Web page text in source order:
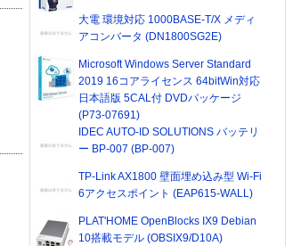
大電 環境対応 1000BASE-T/X メディ
アコンバータ (DN1800SG2E)
Microsoft Windows Server Standard
2019 16コアライセンス 64bitWin対応
日本語版 5CAL付 DVDパッケージ
(P73-07691)
IDEC AUTO-ID SOLUTIONS バッテリ
ー BP-007 (BP-007)
TP-Link AX1800 壁面埋め込み型 Wi-Fi
6アクセスポイント (EAP615-WALL)
PLAT'HOME OpenBlocks IX9 Debian
10搭載モデル (OBSIX9/D10A)